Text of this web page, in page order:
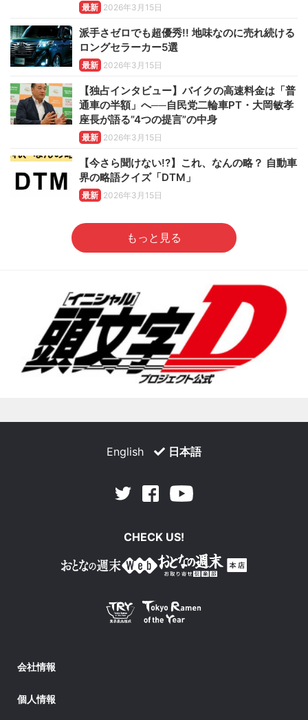
最新 2026年3月15日
派手さゼロでも超優秀!! 地味なのに売れ続ける
ロングセラーカー5選
最新 2026年3月15日
【独占インタビュー】バイクの高速料金は「普
通車の半額」へ──自民党二輪車PT・大岡敏孝
座長が語る”4つの提言”の中身
最新 2026年3月15日
【今さら聞けない!?】これ、なんの略？ 自動車
界の略語クイズ「DTM」
最新 2026年3月15日
もっと見る
English 日本語
Twitter Facebook
CHECK US!
会社情報
個人情報